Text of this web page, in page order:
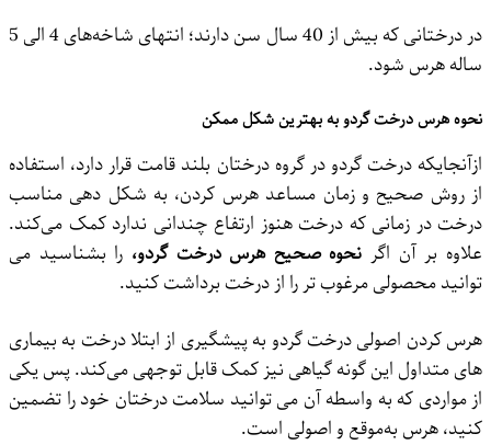
در درختانی که بیش از 40 سال سن دارند؛ انتهای شاخه‌های 4 الی 5
ساله هرس شود.
نحوه هرس درخت گردو به بهترین شکل ممکن
ازآنجایکه درخت گردو در گروه درختان بلند قامت قرار دارد، استفاده
از روش صحیح و زمان مساعد هرس کردن، به شکل ‌دهی مناسب
درخت در زمانی که درخت هنوز ارتفاع چندانی ندارد کمک می‌کند.
علاوه بر آن اگر نحوه صحیح هرس درخت گردو، را بشناسید می‌
توانید محصولی مرغوب تر را از درخت برداشت کنید.
هرس کردن اصولی درخت گردو به پیشگیری از ابتلا درخت به بیماری
‌های متداول این‌ گونه گیاهی نیز کمک قابل‌ توجهی می‌کند. پس یکی
از مواردی که به‌ واسطه آن می‌ توانید سلامت درختان خود را تضمین
کنید، هرس به‌موقع و اصولی است.